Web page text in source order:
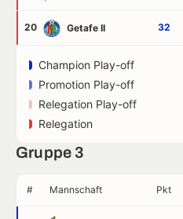
20 Getafe II 32
Champion Play-off
Promotion Play-off
Relegation Play-off
Relegation
Gruppe 3
# Mannschaft Pkt